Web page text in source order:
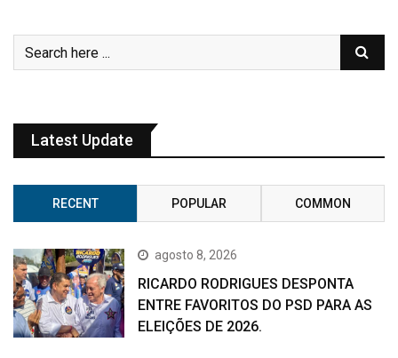
Latest Update
RECENT POPULAR COMMON
agosto 8, 2026
RICARDO RODRIGUES DESPONTA
ENTRE FAVORITOS DO PSD PARA AS
ELEIÇÕES DE 2026.